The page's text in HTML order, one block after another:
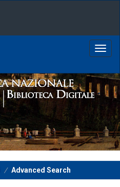
Advanced Search